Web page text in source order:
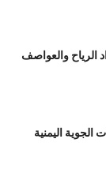
الرياح والعواصف
الجوية اليمنية